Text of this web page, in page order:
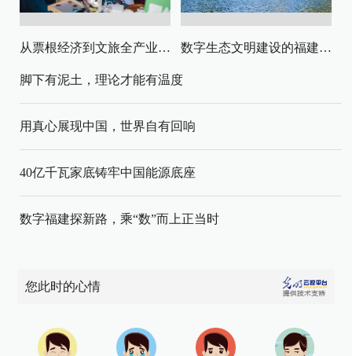
从票根经济到文旅全产业链升级 数字生态文明建设的福建路径与启示
脚下有泥土，理论才能有温度
用真心展现中国，世界自有回响
40亿千瓦家底铸牢中国能源底座
数字福建探新路，乘“数”而上正当时
您此时的心情